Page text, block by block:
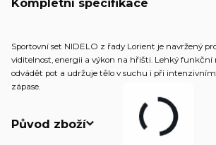
Kompletní specifikace
Sportovní set NIDELO z řady Lorient je navržený
viditelnost, energii a výkon na hřišti. Lehký
odvádět pot a udržuje tělo v suchu i při
zápase.
Původ zboží